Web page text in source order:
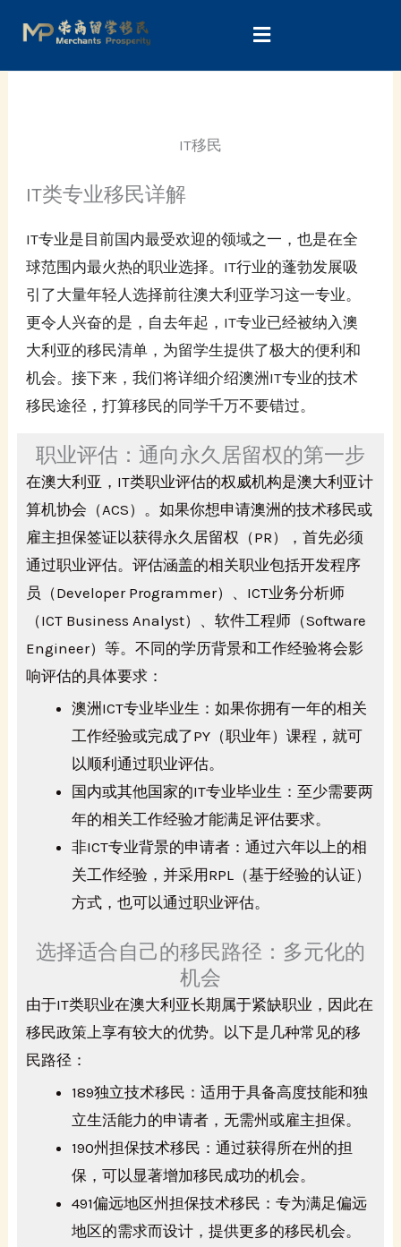
content
IT移民
IT类专业移民详解
IT专业是目前国内最受欢迎的领域之一，也是在全
球范围内最火热的职业选择。IT行业的蓬勃发展吸
引了大量年轻人选择前往澳大利亚学习这一专业。
更令人兴奋的是，自去年起，IT专业已经被纳入澳
大利亚的移民清单，为留学生提供了极大的便利和
机会。接下来，我们将详细介绍澳洲IT专业的技术
移民途径，打算移民的同学千万不要错过。
职业评估：通向永久居留权的第一步
在澳大利亚，IT类职业评估的权威机构是澳大利亚计
算机协会（ACS）。如果你想申请澳洲的技术移民或
雇主担保签证以获得永久居留权（PR），首先必须
通过职业评估。评估涵盖的相关职业包括开发程序
员（Developer Programmer）、ICT业务分析师
（ICT Business Analyst）、软件工程师（Software
Engineer）等。不同的学历背景和工作经验将会影
响评估的具体要求：
澳洲ICT专业毕业生：如果你拥有一年的相关
工作经验或完成了PY（职业年）课程，就可
以顺利通过职业评估。
国内或其他国家的IT专业毕业生：至少需要两
年的相关工作经验才能满足评估要求。
非ICT专业背景的申请者：通过六年以上的相
关工作经验，并采用RPL（基于经验的认证）
方式，也可以通过职业评估。
选择适合自己的移民路径：多元化的
机会
由于IT类职业在澳大利亚长期属于紧缺职业，因此在
移民政策上享有较大的优势。以下是几种常见的移
民路径：
189独立技术移民：适用于具备高度技能和独
立生活能力的申请者，无需州或雇主担保。
190州担保技术移民：通过获得所在州的担
保，可以显著增加移民成功的机会。
491偏远地区州担保技术移民：专为满足偏远
地区的需求而设计，提供更多的移民机会。